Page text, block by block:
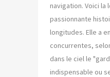
navigation. Voici
passionnante
longitudes. Elle a
concurrentes,
dans le ciel le
indispensable ou